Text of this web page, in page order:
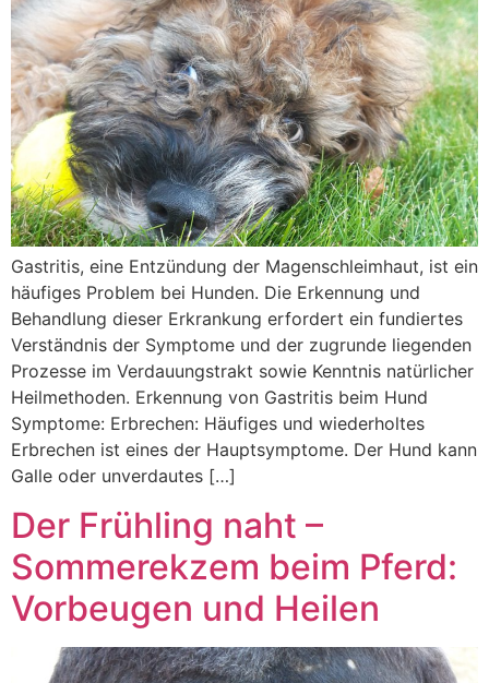
Gastritis, eine Entzündung der Magenschleimhaut, ist ein
häufiges Problem bei Hunden. Die Erkennung und
Behandlung dieser Erkrankung erfordert ein fundiertes
Verständnis der Symptome und der zugrunde liegenden
Prozesse im Verdauungstrakt sowie Kenntnis natürlicher
Heilmethoden. Erkennung von Gastritis beim Hund
Symptome: Erbrechen: Häufiges und wiederholtes
Erbrechen ist eines der Hauptsymptome. Der Hund kann
Galle oder unverdautes […]
Der Frühling naht –
Sommerekzem beim Pferd:
Vorbeugen und Heilen